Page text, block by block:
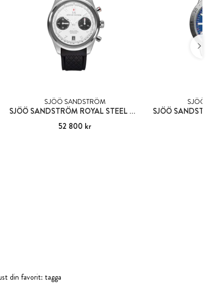
SJÖÖ SANDSTRÖM
SJÖÖ SANDSTRÖM ROYAL STEEL KRONOGRAF
Pris: 52 800 kr
52 800 kr
SJÖÖ
din favorit: tagga